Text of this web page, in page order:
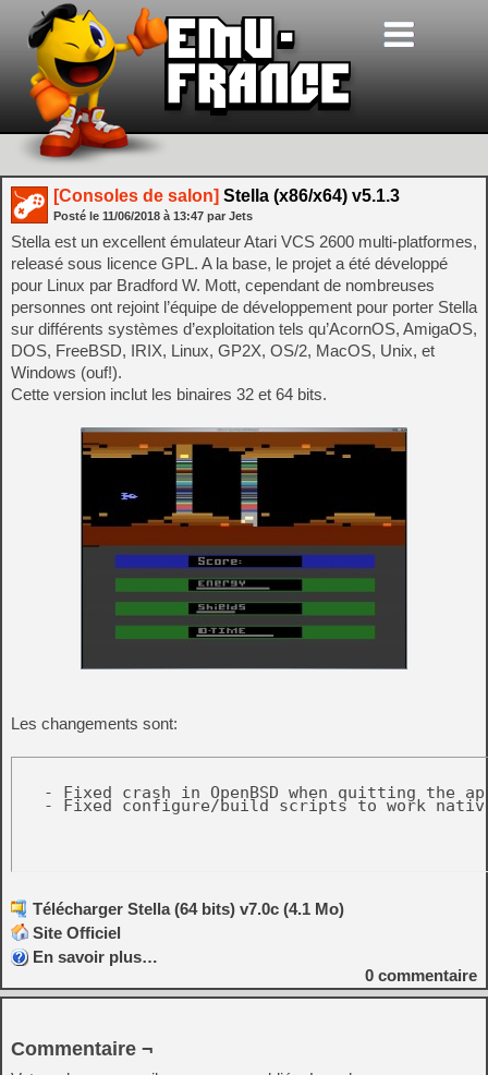
[Consoles de salon] Stella (x86/x64) v5.1.3
Posté le 11/06/2018 à 13:47 par Jets
Stella est un excellent émulateur Atari VCS 2600 multi-platformes,
releasé sous licence GPL. A la base, le projet a été développé
pour Linux par Bradford W. Mott, cependant de nombreuses
personnes ont rejoint l’équipe de développement pour porter Stella
sur différents systèmes d’exploitation tels qu’AcornOS, AmigaOS,
DOS, FreeBSD, IRIX, Linux, GP2X, OS/2, MacOS, Unix, et
Windows (ouf!).
Cette version inclut les binaires 32 et 64 bits.
Les changements sont:
- Fixed crash in OpenBSD when quitting the
Télécharger Stella (64 bits) v7.0c (4.1 Mo)
Site Officiel
En savoir plus…
0 commentaire
Commentaire ¬